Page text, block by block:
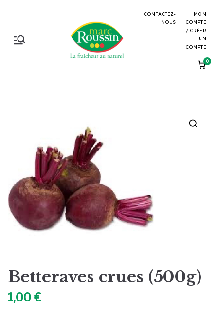
CONTACTEZ-
NOUS
MON
COMPTE
/ CRÉER
UN
COMPTE
0
Marc
Roussin
La fraicheur au
Betteraves crues (500g)
1,00 €